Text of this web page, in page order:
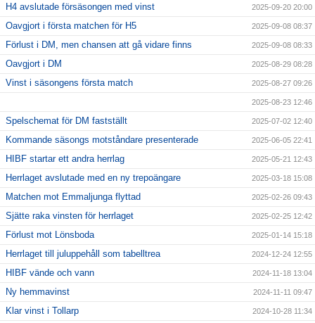
H4 avslutade försäsongen med vinst 2025-09-20 20:00
Oavgjort i första matchen för H5 2025-09-08 08:37
Förlust i DM, men chansen att gå vidare finns 2025-09-08 08:33
Oavgjort i DM 2025-08-29 08:28
Vinst i säsongens första match 2025-08-27 09:26
2025-08-23 12:46
Spelschemat för DM fastställt 2025-07-02 12:40
Kommande säsongs motståndare presenterade 2025-06-05 22:41
HIBF startar ett andra herrlag 2025-05-21 12:43
Herrlaget avslutade med en ny trepoängare 2025-03-18 15:08
Matchen mot Emmaljunga flyttad 2025-02-26 09:43
Sjätte raka vinsten för herrlaget 2025-02-25 12:42
Förlust mot Lönsboda 2025-01-14 15:18
Herrlaget till juluppehåll som tabelltrea 2024-12-24 12:55
HIBF vände och vann 2024-11-18 13:04
Ny hemmavinst 2024-11-11 09:47
Klar vinst i Tollarp 2024-10-28 11:34